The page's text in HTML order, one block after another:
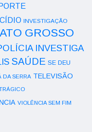
INVESTIGAÇÃO
GROSSO
INVESTIGA
SAÚDE SE DEU
DA SERRA TELEVISÃO
VIOLÊNCIA SEM FIM